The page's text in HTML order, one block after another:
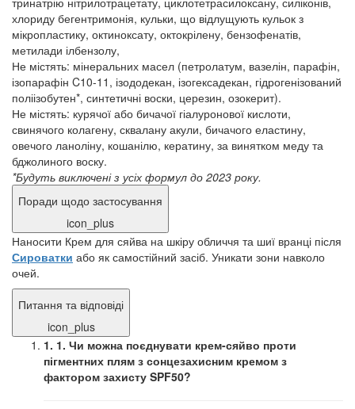
хлориду бегентримонія, кульки, що відлущують кульок з
мікропластику, октиноксату, октокрілену, бензофенатів,
метилади ілбензолу,
Не містять: мінеральних масел (петролатум, вазелін, парафін,
ізопарафін C10-11, ізододекан, ізогексадекан, гідрогенізований
поліізобутен*, синтетичні воски, церезин, озокерит).
Не містять: курячої або бичачої гіалуронової кислоти,
свинячого колагену, сквалану акули, бичачого еластину,
овечого ланоліну, кошанілю, кератину, за винятком меду та
бджолиного воску.
*Будуть виключені з усіх формул до 2023 року.
Поради щодо застосування
icon_plus
Наносити Крем для сяйва на шкіру обличчя та шиї вранці після
Сироватки або як самостійний засіб. Уникати зони навколо
очей.
Питання та відповіді
icon_plus
1. 1. Чи можна поєднувати крем-сяйво проти
пігментних плям з сонцезахисним кремом з
фактором захисту SPF50?